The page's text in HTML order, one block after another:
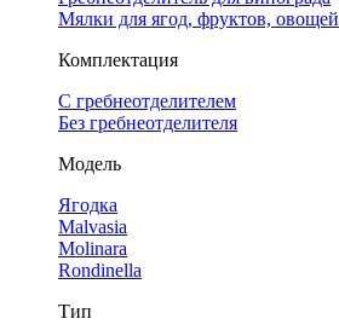
Мялки для ягод, фруктов, овощей
Комплектация
С гребнеотделителем
Без гребнеотделителя
Модель
Ягодка
Malvasia
Molinara
Rondinella
Тип